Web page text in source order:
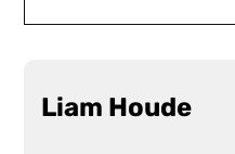
Liam Houde